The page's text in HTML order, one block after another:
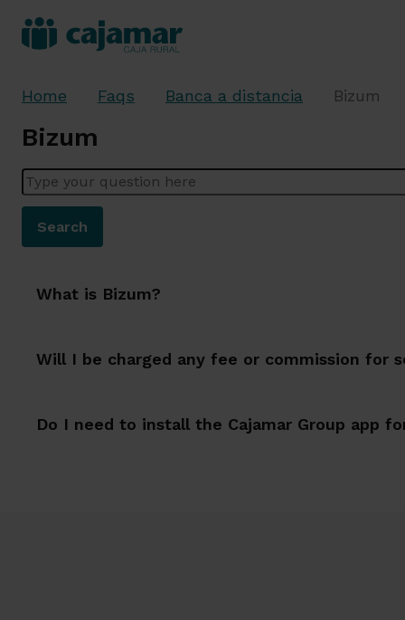
Home Faqs Banca a distancia Bizum
Bizum
Enter your question here
Search
What is Bizum?
Will I be charged any fee or commission for
Do I need to install the Cajamar Group app